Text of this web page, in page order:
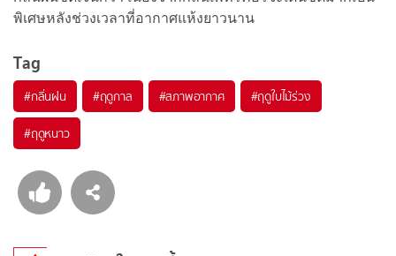
พิเศษหลังช่วงเวลาที่อากาศแห้งยาวนาน
Tag
#กลิ่นฝน #ฤดูกาล #สภาพอากาศ #ฤดูใบไม้ร่วง
#ฤดูหนาว